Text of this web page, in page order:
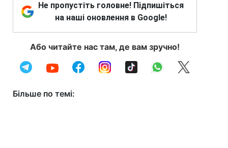
Не пропустіть головне! Підпишіться
на наші оновлення в Google!
Або читайте нас там, де вам зручно!
Більше по темі: